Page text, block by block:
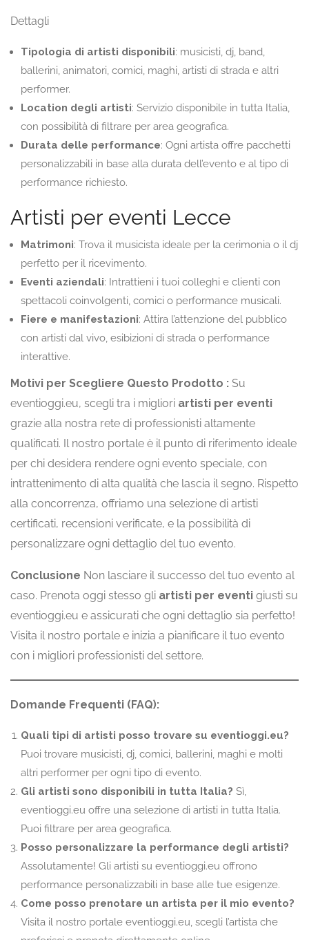
Dettagli
Tipologia di artisti disponibili: musicisti, dj, band,
ballerini, animatori, comici, maghi, artisti di strada e altri
performer.
Location degli artisti: Servizio disponibile in tutta Italia,
con possibilità di filtrare per area geografica.
Durata delle performance: Ogni artista offre pacchetti
personalizzabili in base alla durata dell’evento e al tipo di
performance richiesto.
Artisti per eventi Lecce
Matrimoni: Trova il musicista ideale per la cerimonia o il dj
perfetto per il ricevimento.
Eventi aziendali: Intrattieni i tuoi colleghi e clienti con
spettacoli coinvolgenti, comici o performance musicali.
Fiere e manifestazioni: Attira l’attenzione del pubblico
con artisti dal vivo, esibizioni di strada o performance
interattive.
Motivi per Scegliere Questo Prodotto : Su
eventioggi.eu, scegli tra i migliori artisti per eventi
grazie alla nostra rete di professionisti altamente
qualificati. Il nostro portale è il punto di riferimento ideale
per chi desidera rendere ogni evento speciale, con
intrattenimento di alta qualità che lascia il segno. Rispetto
alla concorrenza, offriamo una selezione di artisti
certificati, recensioni verificate, e la possibilità di
personalizzare ogni dettaglio del tuo evento.
Conclusione Non lasciare il successo del tuo evento al
caso. Prenota oggi stesso gli artisti per eventi giusti su
eventioggi.eu e assicurati che ogni dettaglio sia perfetto!
Visita il nostro portale e inizia a pianificare il tuo evento
con i migliori professionisti del settore.
Domande Frequenti (FAQ):
Quali tipi di artisti posso trovare su eventioggi.eu?
Puoi trovare musicisti, dj, comici, ballerini, maghi e molti
altri performer per ogni tipo di evento.
Gli artisti sono disponibili in tutta Italia? Sì,
eventioggi.eu offre una selezione di artisti in tutta Italia.
Puoi filtrare per area geografica.
Posso personalizzare la performance degli artisti?
Assolutamente! Gli artisti su eventioggi.eu offrono
performance personalizzabili in base alle tue esigenze.
Come posso prenotare un artista per il mio evento?
Visita il nostro portale eventioggi.eu, scegli l’artista che